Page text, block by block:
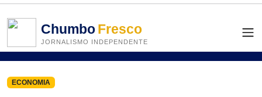
ChumboFresco
JORNALISMO INDEPENDENTE
ECONOMIA